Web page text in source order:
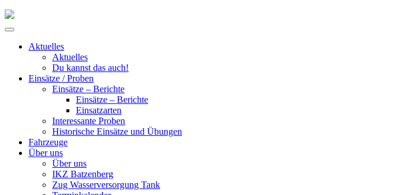
Skip
Primary
Aktuelles
Aktuelles
Du kannst das auch!
Einsätze / Proben
Einsätze – Berichte
Einsätze – Berichte
Einsatzarten
Interessante Proben
Historische Einsätze und Übungen
Fahrzeuge
Über uns
Über uns
IKZ Batzenberg
Zug Wasserversorgung Tank